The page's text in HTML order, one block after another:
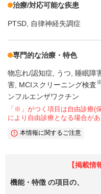
治療/対応可能な疾患
PTSD 自律神経失調症
専門的な治療・特色
物忘れ/認知症 うつ 睡眠障
害 MCIスクリーニング検査
ンフルエンザワクチン
「※」がつく項目は自由診療(
により自由診療となる場合があ
本情報に関するご注意
【掲載情
機能・特徴 の項目の、